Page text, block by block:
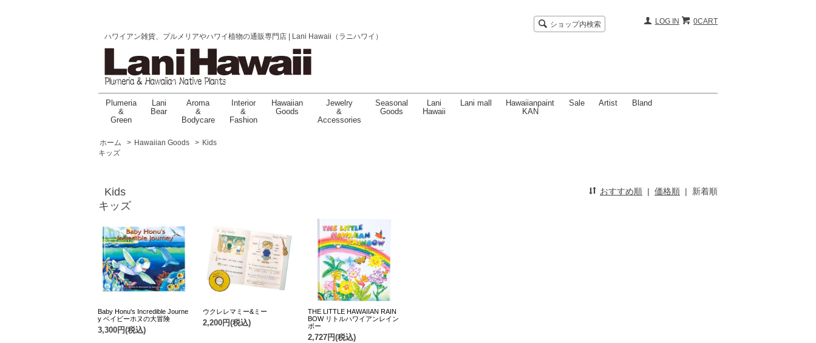
ハワイアン雑貨、プルメリアやハワイ植物の通販専門店 | Lani Hawaii（ラニハワイ）
ショップ内検索 0CART
LOG IN
Plumeria
&
Green
Lani
Bear
Aroma
&
Bodycare
Interior
&
Fashion
Hawaiian
Goods
Jewelry
&
Accessories
Seasonal
Goods
Lani
Hawaii
Lani mall
Hawaiianpaint
KAN
Sale Artist Bland
ホーム > Hawaiian Goods > Kids
キッズ
Kids
キッズ
おすすめ順 | 価格順 | 新着順
Baby Honu's Incredible Journe
y ベイビーホヌの大冒険
3,300円(税込)
ウクレレマミー&ミー
2,200円(税込)
THE LITTLE HAWAIIAN RAIN
BOW リトルハワイアンレイン
ボー
2,727円(税込)